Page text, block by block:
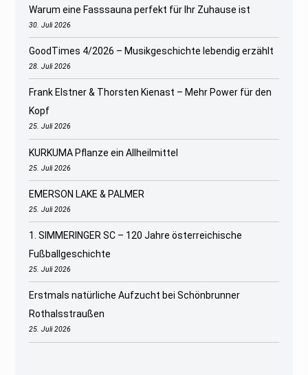
Warum eine Fasssauna perfekt für Ihr Zuhause ist
30. Juli 2026
GoodTimes 4/2026 – Musikgeschichte lebendig erzählt
28. Juli 2026
Frank Elstner & Thorsten Kienast – Mehr Power für den
Kopf
25. Juli 2026
KURKUMA Pflanze ein Allheilmittel
25. Juli 2026
EMERSON LAKE & PALMER
25. Juli 2026
1. SIMMERINGER SC – 120 Jahre österreichische
Fußballgeschichte
25. Juli 2026
Erstmals natürliche Aufzucht bei Schönbrunner
Rothalsstraußen
25. Juli 2026